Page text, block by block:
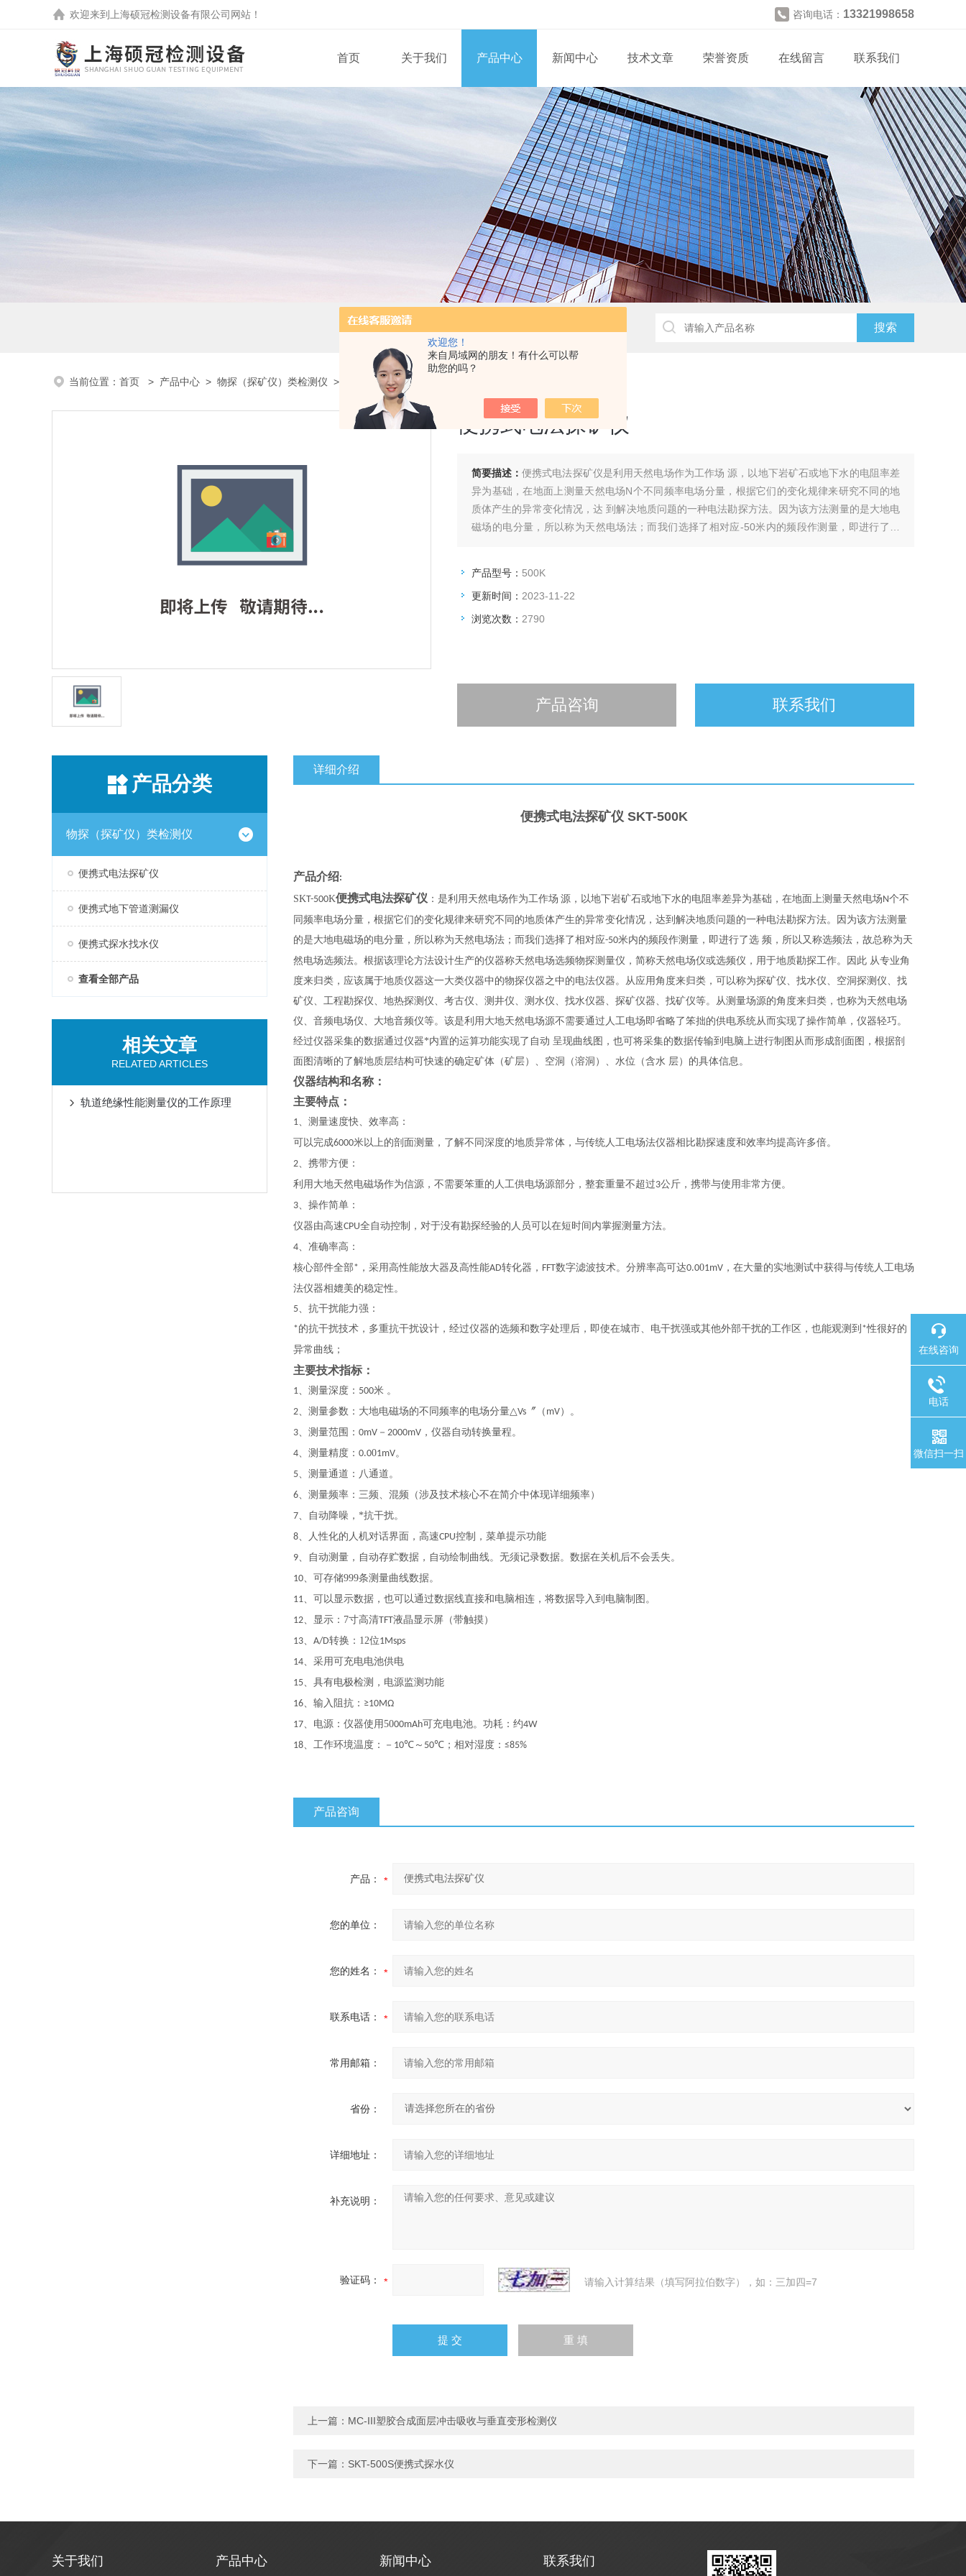
欢迎您！
来自局域网的朋友！有什么可以帮
助您的吗？
欢迎来到 上海硕冠检测设备有限公司 网站！ 咨询电话： 13321998658
首页 关于我们 产品中心 新闻中心 技术文章 荣誉资质 在线留言 联系我们
当前位置： 首页 > 产品中心 > 物探（探矿仪）类检测仪 > 便携式电法探矿仪
便携式电法探矿仪
简要描述： 便携式电法探矿仪是利用天然电场作为工作场 源，以地下岩矿石或地下水的电阻率差
异为基础，在地面上测量天然电场N个不同频率电场分量，根据它们的变化规律来研究不同的地
质体产生的异常变化情况，达 到解决地质问题的一种电法勘探方法。因为该方法测量的是大地电
磁场的电分量，所以称为天然电场法；而我们选择了相对应-50米内的频段作测量，即进行了选
产品型号： 500K
更新时间： 2023-11-22
浏览次数： 2790
产品咨询 联系我们
产品分类
物探（探矿仪）类检测仪
便携式电法探矿仪
便携式地下管道测漏仪
便携式探水找水仪
查看全部产品
相关文章
RELATED ARTICLES
轨道绝缘性能测量仪的工作原理
详细介绍
便携式电法探矿仪SKT-500K
产品介绍:
SKT-500K便携式电法探矿仪：是利用天然电场作为工作场 源，以地下岩矿石或地下水的电阻率差异为基础，在地面上测量天然电场N个不
同频率电场分量，根据它们的变化规律来研究不同的地质体产生的异常变化情况，达到解决地质问题的一种电法勘探方法。因为该方法测量
的是大地电磁场的电分量，所以称为天然电场法；而我们选择了相对应-50米内的频段作测量，即进行了选 频，所以又称选频法，故总称为天
然电场选频法。根据该理论方法设计生产的仪器称天然电场选频物探测量仪，简称天然电场仪或选频仪，用于地质勘探工作。因此 从专业角
度来归类，应该属于地质仪器这一大类仪器中的物探仪器之中的电法仪器。 从应用角度来归类，可以称为探矿仪、找水仪、空洞探测仪、找
矿仪、工程勘探仪、地热探测仪、考古仪、测井仪、测水仪、找水仪器、探矿仪器、找矿仪等。从测量场源的角度来归类，也称为天然电场
仪、音频电场仪、大地音频仪等。该是利用大地天然电场源不需要通过人工电场即省略了笨拙的供电系统从而实现了操作简单，仪器轻巧。
经过仪器采集的数据通过仪器*内置的运算功能实现了自动 呈现曲线图，也可将采集的数据传输到电脑上进行制图从而形成剖面图，根据剖
面图清晰的了解地质层结构可快速的确定矿体（矿层）、空洞（溶洞）、水位（含水 层）的具体信息。
仪器结构和名称：
主要特点：
1、测量速度快、效率高：
可以完成6000米以上的剖面测量，了解不同深度的地质异常体，与传统人工电场法仪器相比勘探速度和效率均提高许多倍。
2、携带方便：
利用大地天然电磁场作为信源，不需要笨重的人工供电场源部分，整套重量不超过3公斤，携带与使用非常方便。
3、操作简单：
仪器由高速CPU全自动控制， 对于没有勘探经验的人员可以在短时间内掌握测量方法。
4、准确率高：
核心部件全部*，采用高性能放大器及高性能AD转化器， FFT数字滤波技术。分辨率高可达0.001mV ，在大量的实地测试中获得与传统人工电场
法仪器相媲美的稳定性。
5、抗干扰能力强：
*的抗干扰技术，多重抗干扰设计，经过仪器的选频和数字处理后，即使在城市、电干扰强或其他外部干扰的工作区，也能观测到*性很好的
异常曲线；
主要技术指标：
1、测量深度： 500米 。
2、测量参数：大地电磁场的不同频率的电场分量△Vs 〞（ mV）。
3、测量范围： 0mV － 2000mV ，仪器自动转换量程。
4、测量精度： 0.001mV。
5、测量通道： 八通道。
6、测量频率： 三频、混频（涉及技术核心不在简介中体现详细频率）
7、自动降噪，*抗干扰。
8、人性化的人机对话界面，高速CPU控制，菜单提示功能
9、自动测量，自动存贮数据，自动绘制曲线。无须记录数据。数据在关机后不会丢失。
10、可存储999条测量曲线数据。
11、可以显示数据，也可以通过数据线直接和电脑相连，将数据导入到电脑制图。
12、显示： 7寸高清TFT液晶显示屏 （带触摸）
13、 A/D转换： 12位1Msps
14、采用可充电电池供电
15、具有电极检测，电源监测功能
16、输入阻抗： ≥10MΩ
17、电源：仪器使用5000mAh可充电电池。功耗：约4W
18、工作环境温度：－ 10℃ ～ 50℃ ；相对湿度： ≤85%
产品咨询
产品：
您的单位：
您的姓名：
联系电话：
常用邮箱：
省份：
详细地址：
补充说明：
验证码： 请输入计算结果（填写阿拉伯数字），如：三加四=7
上一篇： MC-III塑胶合成面层冲击吸收与垂直变形检测仪
下一篇： SKT-500S便携式探水仪
关于我们 产品中心 新闻中心 联系我们
在线咨询
电话
微信扫一扫